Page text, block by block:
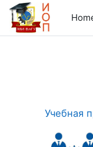
Skip to main content
Учебная